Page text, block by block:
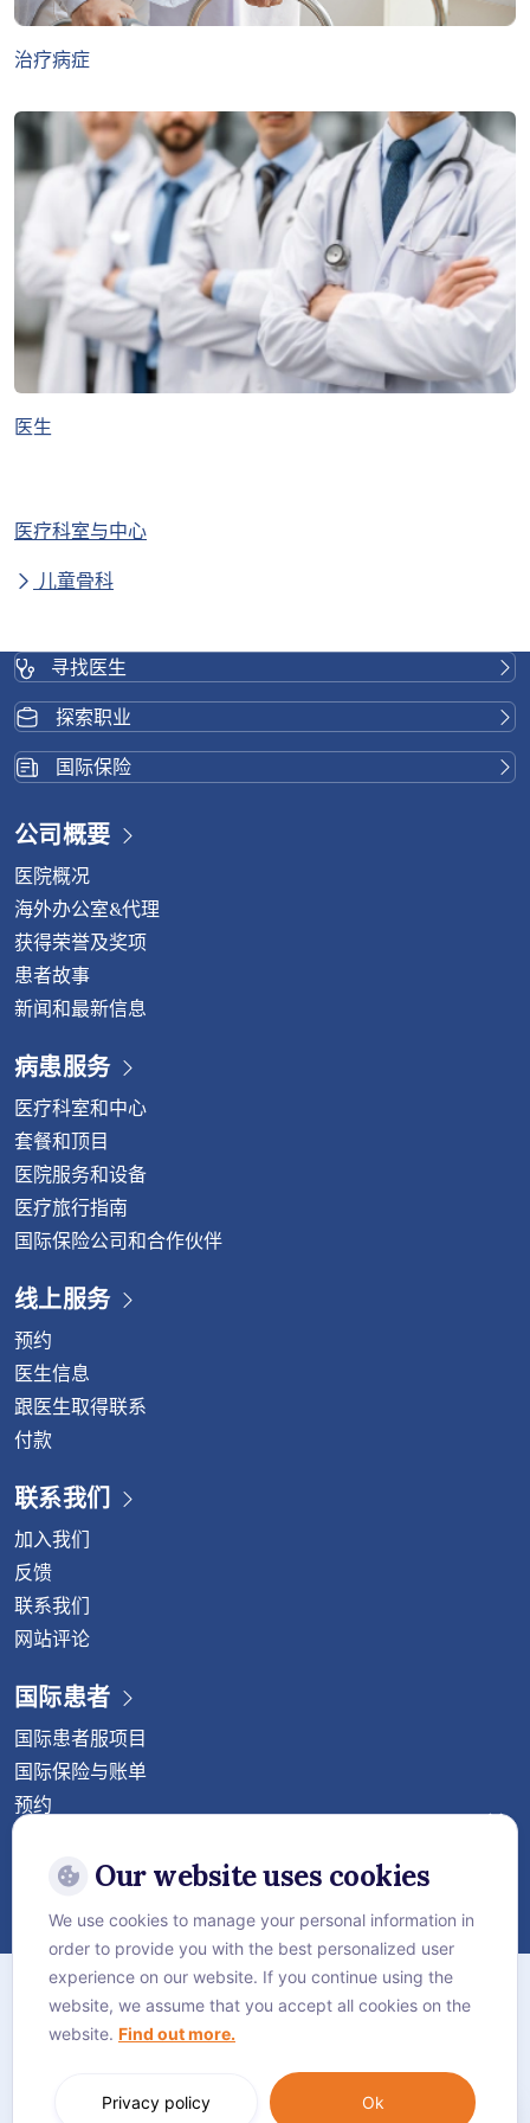
治疗病症
医生
医疗科室与中心
儿童骨科
寻找医生
探索职业
国际保险
公司概要
医院概况
海外办公室&代理
获得荣誉及奖项
患者故事
新闻和最新信息
病患服务
医疗科室和中心
套餐和顶目
医院服务和设备
医疗旅行指南
国际保险公司和合作伙伴
线上服务
预约
医生信息
跟医生取得联系
付款
联系我们
加入我们
反馈
联系我们
网站评论
国际患者
国际患者服项目
国际保险与账单
预约
关注威它尼国际医院
保密协议
Language: 中文 (中国)
Our website uses cookies
We use cookies to manage your personal information in
order to provide you with the best personalized user
experience on our website. If you continue using the
website, we assume that you accept all cookies on the
website. Find out more.
Ok
Privacy policy